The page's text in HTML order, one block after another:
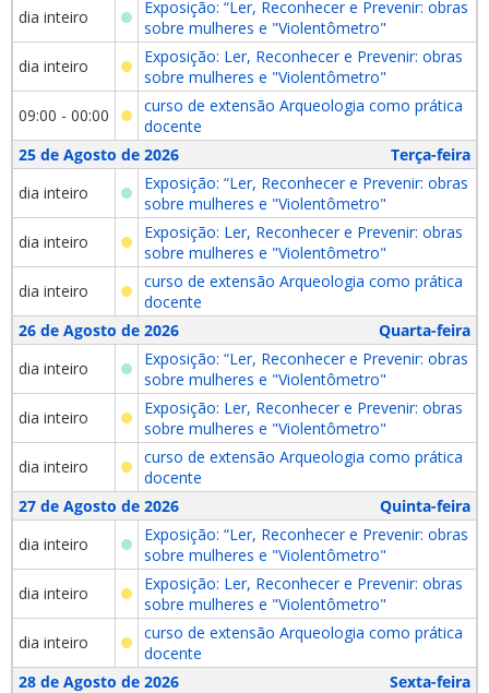
dia inteiro
Exposição: “Ler, Reconhecer e Prevenir: obras
sobre mulheres e "Violentômetro"
dia inteiro
Exposição: Ler, Reconhecer e Prevenir: obras
sobre mulheres e "Violentômetro"
09:00 - 00:00
curso de extensão Arqueologia como prática
docente
25 de Agosto de 2026
Terça-feira
dia inteiro
Exposição: “Ler, Reconhecer e Prevenir: obras
sobre mulheres e "Violentômetro"
dia inteiro
Exposição: Ler, Reconhecer e Prevenir: obras
sobre mulheres e "Violentômetro"
dia inteiro
curso de extensão Arqueologia como prática
docente
26 de Agosto de 2026
Quarta-feira
dia inteiro
Exposição: “Ler, Reconhecer e Prevenir: obras
sobre mulheres e "Violentômetro"
dia inteiro
Exposição: Ler, Reconhecer e Prevenir: obras
sobre mulheres e "Violentômetro"
dia inteiro
curso de extensão Arqueologia como prática
docente
27 de Agosto de 2026
Quinta-feira
dia inteiro
Exposição: “Ler, Reconhecer e Prevenir: obras
sobre mulheres e "Violentômetro"
dia inteiro
Exposição: Ler, Reconhecer e Prevenir: obras
sobre mulheres e "Violentômetro"
dia inteiro
curso de extensão Arqueologia como prática
docente
28 de Agosto de 2026
Sexta-feira